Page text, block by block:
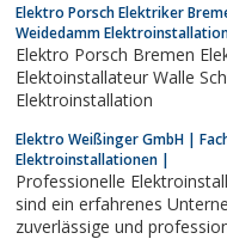
Elektro Porsch Elektriker
Weidedamm
Elektro Porsch Bremen
Elektoinstallateur Walle
Elektroinstallation
Elektro Weißinger GmbH |
Elektroinstallationen |
Professionelle
sind ein erfahrenes
zuverlässige und